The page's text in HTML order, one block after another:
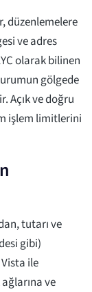
düzenlemelere
ve adres
olarak bilinen
gölgede
Açık ve doğru
işlem limitlerini
tutarı ve
gibi)
ile
ve